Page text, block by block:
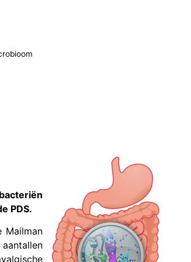
PDS.
Mailman